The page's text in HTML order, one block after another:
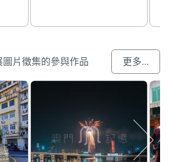
片徵集的參與作品 更多...